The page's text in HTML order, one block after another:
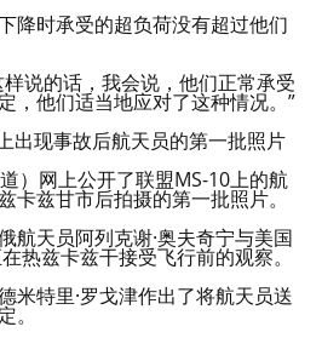
降时承受的超负荷没有超过他们
说的话，我会说，他们正常承受
，他们适当地应对了这种情况。”
出现事故后航天员的第一批照片
）网上公开了联盟MS-10上的航
卡兹甘市后拍摄的第一批照片。
航天员阿列克谢·奥夫奇宁与美国
热兹卡兹干接受飞行前的观察。
米特里·罗戈津作出了将航天员送
。